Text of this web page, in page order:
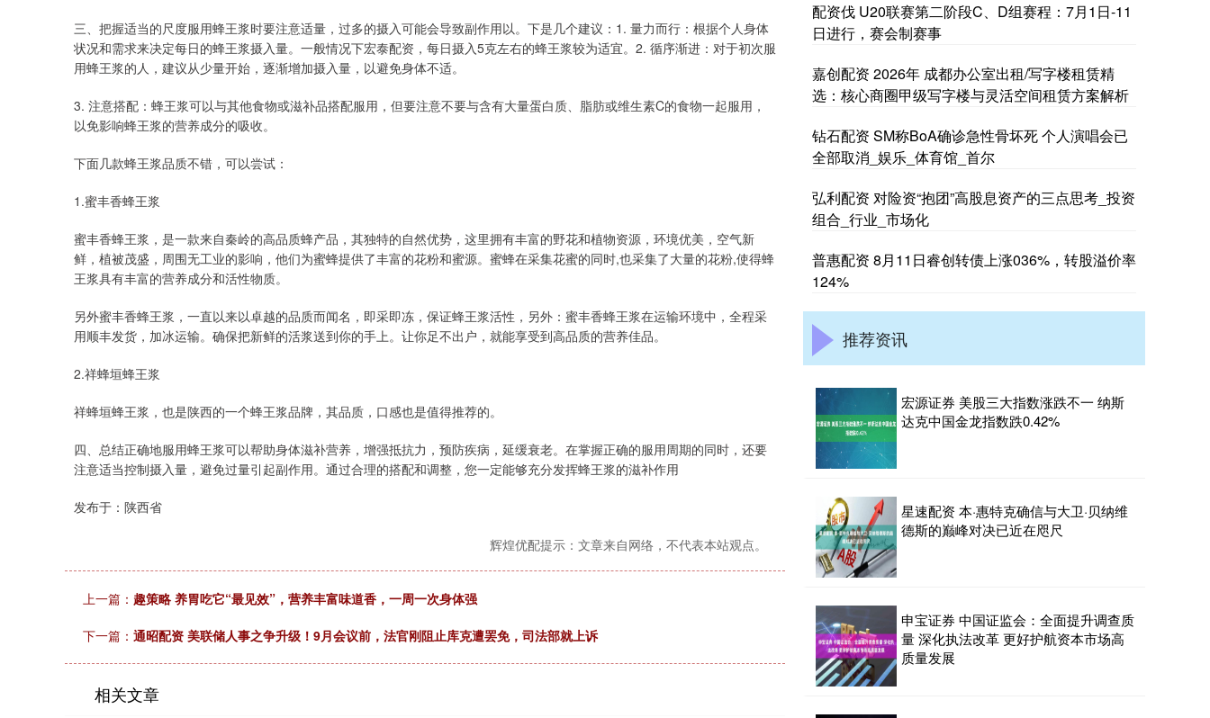
三、把握适当的尺度服用蜂王浆时要注意适量，过多的摄入可能会导致副作用以。下是几个建议：1. 量力而行：根据个人身体
状况和需求来决定每日的蜂王浆摄入量。一般情况下宏泰配资，每日摄入5克左右的蜂王浆较为适宜。2. 循序渐进：对于初次服
用蜂王浆的人，建议从少量开始，逐渐增加摄入量，以避免身体不适。
3. 注意搭配：蜂王浆可以与其他食物或滋补品搭配服用，但要注意不要与含有大量蛋白质、脂肪或维生素C的食物一起服用，
以免影响蜂王浆的营养成分的吸收。
下面几款蜂王浆品质不错，可以尝试：
1.蜜丰香蜂王浆
蜜丰香蜂王浆，是一款来自秦岭的高品质蜂产品，其独特的自然优势，这里拥有丰富的野花和植物资源，环境优美，空气新
鲜，植被茂盛，周围无工业的影响，他们为蜜蜂提供了丰富的花粉和蜜源。蜜蜂在采集花蜜的同时,也采集了大量的花粉,使得蜂
王浆具有丰富的营养成分和活性物质。
另外蜜丰香蜂王浆，一直以来以卓越的品质而闻名，即采即冻，保证蜂王浆活性，另外：蜜丰香蜂王浆在运输环境中，全程采
用顺丰发货，加冰运输。确保把新鲜的活浆送到你的手上。让你足不出户，就能享受到高品质的营养佳品。
2.祥蜂垣蜂王浆
祥蜂垣蜂王浆，也是陕西的一个蜂王浆品牌，其品质，口感也是值得推荐的。
四、总结正确地服用蜂王浆可以帮助身体滋补营养，增强抵抗力，预防疾病，延缓衰老。在掌握正确的服用周期的同时，还要
注意适当控制摄入量，避免过量引起副作用。通过合理的搭配和调整，您一定能够充分发挥蜂王浆的滋补作用
发布于：陕西省
辉煌优配提示：文章来自网络，不代表本站观点。
上一篇： 趣策略 养胃吃它“最见效”，营养丰富味道香，一周一次身体强
下一篇： 通昭配资 美联储人事之争升级！9月会议前，法官刚阻止库克遭罢免，司法部就上诉
相关文章
配资伐 U20联赛第二阶段C、D组赛程：7月1日-11
日进行，赛会制赛事
嘉创配资 2026年 成都办公室出租/写字楼租赁精
选：核心商圈甲级写字楼与灵活空间租赁方案解析
钻石配资 SM称BoA确诊急性骨坏死 个人演唱会已
全部取消_娱乐_体育馆_首尔
弘利配资 对险资“抱团”高股息资产的三点思考_投资
组合_行业_市场化
普惠配资 8月11日睿创转债上涨036%，转股溢价率
124%
推荐资讯
宏源证券 美股三大指数涨跌不一 纳斯
达克中国金龙指数跌0.42%
星速配资 本·惠特克确信与大卫·贝纳维
德斯的巅峰对决已近在咫尺
申宝证券 中国证监会：全面提升调查质
量 深化执法改革 更好护航资本市场高
质量发展